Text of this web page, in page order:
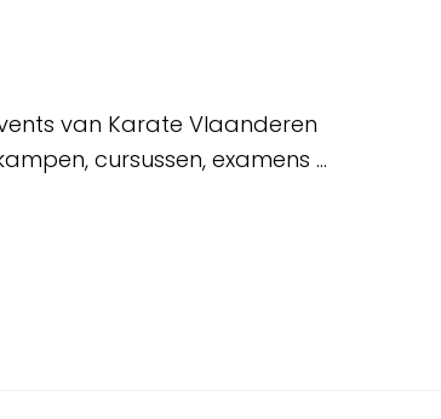
van Karate Vlaanderen
cursussen, examens …